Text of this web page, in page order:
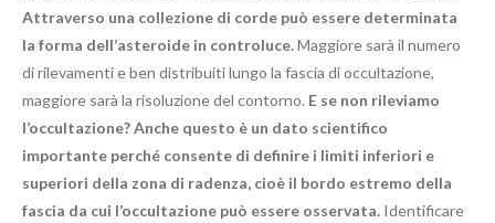
Attraverso una collezione di corde può essere determinata
la forma dell’asteroide in controluce.Maggiore sarà il numero
di rilevamenti e ben distribuiti lungo la fascia di occultazione,
maggiore sarà la risoluzione del contorno. E se non rileviamo
l’occultazione? Anche questo è un dato scientifico
importante perché consente di definire i limiti inferiori e
superiori della zona di radenza, cioè il bordo estremo della
fascia da cui l’occultazione può essere osservata. Identificare